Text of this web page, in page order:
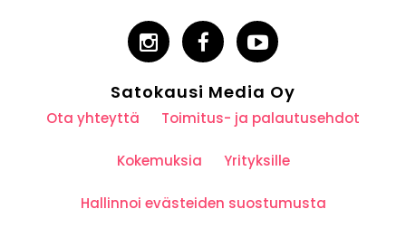
Satokausi Media Oy
Ota yhteyttä Toimitus- ja palautusehdot
Kokemuksia Yrityksille
Hallinnoi evästeiden suostumusta